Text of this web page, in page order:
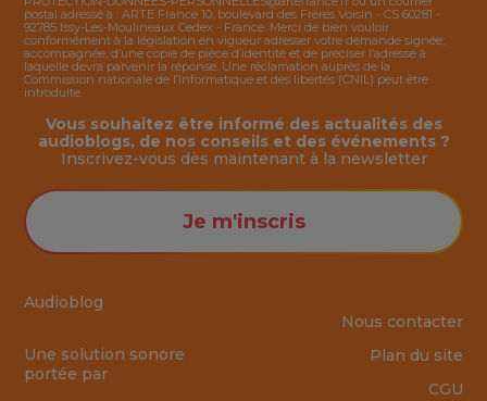
postal adressé à : ARTE France 10, boulevard des Frères Voisin - CS 60281 -
92785 Issy-Les-Moulineaux Cedex - France. Merci de bien vouloir
conformément à la législation en vigueur adresser votre demande signée,
accompagnée, d’une copie de pièce d’identité et de préciser l’adresse à
laquelle devra parvenir la réponse. Une réclamation auprès de la
Commission nationale de l’Informatique et des libertés (CNIL) peut être
introduite.
Audioblog
Une solution sonore
portée par
Vous souhaitez être informé des actualités des
audioblogs, de nos conseils et des événements ?
Inscrivez-vous dès maintenant à la newsletter
Je m'inscris
Nous contacter
Plan du site
CGU